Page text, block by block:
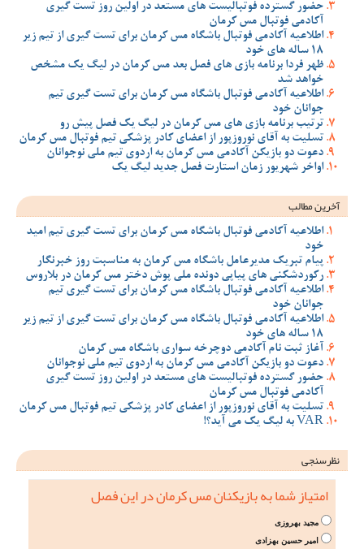
حضور گسترده فوتبالیست های مستعد در اولین روز تست گیری
آکادمی فوتبال مس کرمان
اطلاعیه آکادمی فوتبال باشگاه مس کرمان برای تست گیری از تیم زیر
18 ساله های خود
ظهر فردا برنامه بازی های فصل بعد مس کرمان در لیگ یک مشخص
خواهد شد
اطلاعیه آکادمی فوتبال باشگاه مس کرمان برای تست گیری تیم
جوانان خود
ترتیب برنامه بازی های مس کرمان در لیگ یک فصل پیش رو
تسلیت به آقای نوروزپور از اعضای کادر پزشکی تیم فوتبال مس کرمان
دعوت دو بازیکن آکادمی مس کرمان به اردوی تیم ملی نوجوانان
اواخر شهریور زمان استارت فصل جدید لیگ یک
آخرین مطالب
اطلاعیه آکادمی فوتبال باشگاه مس کرمان برای تست گیری تیم امید
خود
پیام تبریک مدیرعامل باشگاه مس کرمان به مناسبت روز خبرنگار
رکوردشکنی های پیاپی دونده ملی پوش دختر مس کرمان در بلاروس
اطلاعیه آکادمی فوتبال باشگاه مس کرمان برای تست گیری تیم
جوانان خود
اطلاعیه آکادمی فوتبال باشگاه مس کرمان برای تست گیری از تیم زیر
18 ساله های خود
آغاز ثبت نام آکادمی دوچرخه سواری باشگاه مس کرمان
دعوت دو بازیکن آکادمی مس کرمان به اردوی تیم ملی نوجوانان
حضور گسترده فوتبالیست های مستعد در اولین روز تست گیری
آکادمی فوتبال مس کرمان
تسلیت به آقای نوروزپور از اعضای کادر پزشکی تیم فوتبال مس کرمان
VAR به لیگ یک می آید؟!
نظرسنجی
امتیاز شما به بازیکنان مس کرمان در این فصل
مجید بهروزی
امیر حسین بهزادی